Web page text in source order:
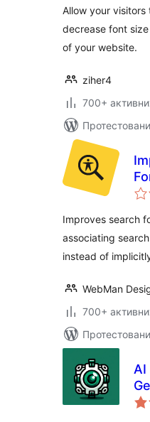
Allow your visitors
decrease font
of your website.
ziher4
700+
Improves search
associating
instead of
WebMan
700+
AI